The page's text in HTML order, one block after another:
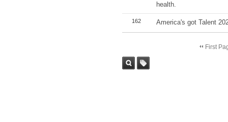
health.
162 America's got Talent
First